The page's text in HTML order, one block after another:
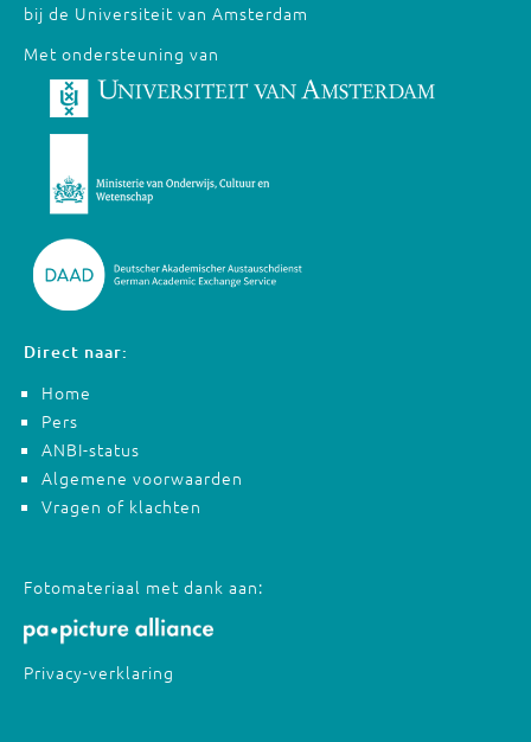
bij de Universiteit van Amsterdam
Met ondersteuning van
Direct naar:
Home
Pers
ANBI-status
Algemene voorwaarden
Vragen of klachten
Fotomateriaal met dank aan:
Privacy-verklaring